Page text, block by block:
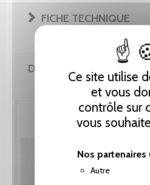
Ce site utilise
et vous
contrôle sur
vous
Nos partenaires
Autre
FICHE TECHNIQUE
DE LA MÊME COLLECTION